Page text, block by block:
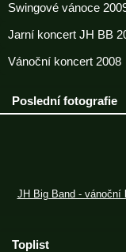
Swingové vánoce
Jarní koncert JH BB
Vánoční koncert 2008
Poslední fotografie
JH Big Band - vánoční
Toplist